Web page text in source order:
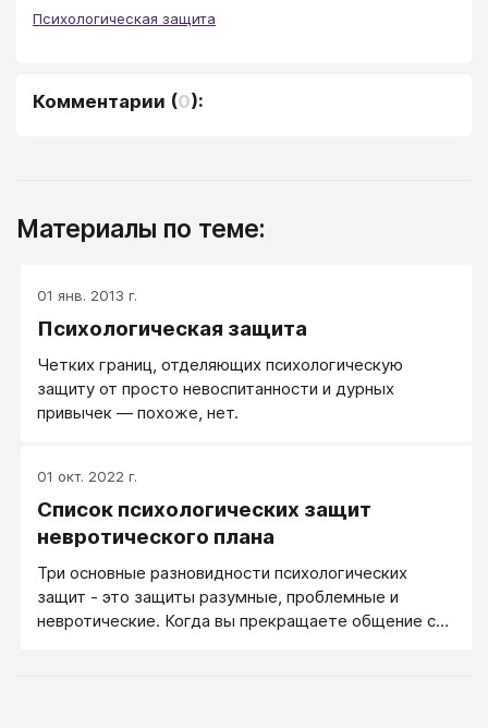
Психологическая защита
Комментарии (0):
Материалы по теме:
01 янв. 2013 г.
Психологическая защита
Четких границ, отделяющих психологическую
защиту от просто невоспитанности и дурных
привычек — похоже, нет.
01 окт. 2022 г.
Список психологических защит
невротического плана
Три основные разновидности психологических
защит - это защиты разумные, проблемные и
невротические. Когда вы прекращаете общение с